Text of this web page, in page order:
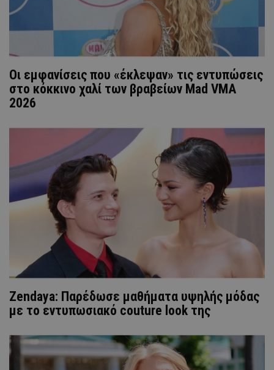
Οι εμφανίσεις που «έκλεψαν» τις εντυπώσεις
στο κόκκινο χαλί των βραβείων Mad VMA
2026
Zendaya: Παρέδωσε μαθήματα υψηλής μόδας
με το εντυπωσιακό couture look της